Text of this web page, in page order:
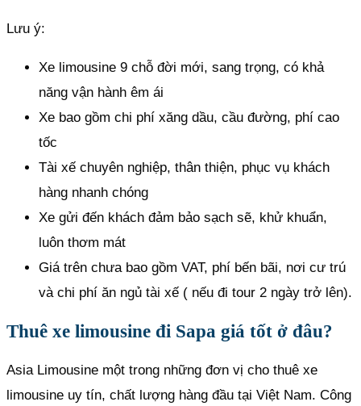
Lưu ý:
Xe limousine 9 chỗ đời mới, sang trọng, có khả
năng vận hành êm ái
Xe bao gồm chi phí xăng dầu, cầu đường, phí cao
tốc
Tài xế chuyên nghiệp, thân thiện, phục vụ khách
hàng nhanh chóng
Xe gửi đến khách đảm bảo sạch sẽ, khử khuẩn,
luôn thơm mát
Giá trên chưa bao gồm VAT, phí bến bãi, nơi cư trú
và chi phí ăn ngủ tài xế ( nếu đi tour 2 ngày trở lên).
Thuê xe limousine đi Sapa giá tốt ở đâu?
Asia Limousine một trong những đơn vị cho thuê xe
limousine uy tín, chất lượng hàng đầu tại Việt Nam. Công